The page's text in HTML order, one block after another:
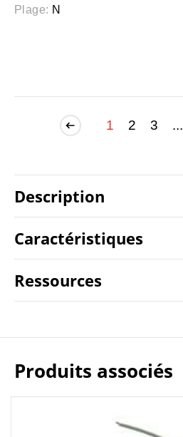
Plage: N
1 2 3 ...
Description
Caractéristiques
Ressources
Produits associés